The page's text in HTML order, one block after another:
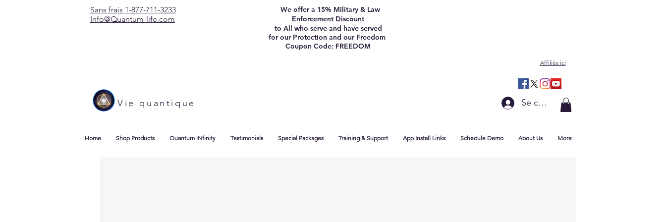
Sans frais 1-877-711-3233
Info@Quantum-life.com
We offer a 15% Military & Law
Enforcement Discount
to All who serve and have served
for our Protection and our Freedom
Coupon Code: FREEDOM
Affiliés ici
Vie quantique Se connecter
Home Shop Products Quantum iNfinity Testimonials Special Packages Training & Support App Install Links Schedule Demo About Us More